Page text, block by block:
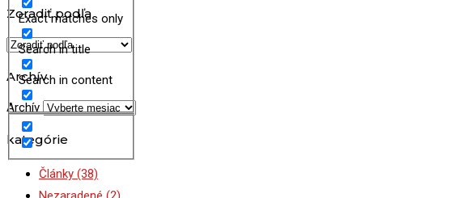
Exact matches only
Search in title
Search in content
Zoradiť podľa
Archív
Archív
kategórie
Články (38)